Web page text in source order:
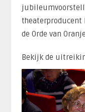
theaterproducent
de Orde van
Bekijk de